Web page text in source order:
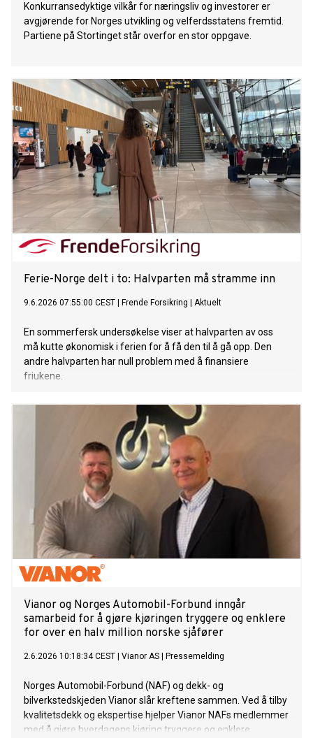
Konkurransedyktige vilkår for næringsliv og investorer er
avgjørende for Norges utvikling og velferdsstatens fremtid.
Partiene på Stortinget står overfor en stor oppgave.
Ferie-Norge delt i to: Halvparten må stramme inn
9.6.2026 07:55:00 CEST Frende Forsikring Aktuelt
En sommerfersk undersøkelse viser at halvparten av oss
må kutte økonomisk i ferien for å få den til å gå opp. Den
andre halvparten har null problem med å finansiere
friukene.
Vianor og Norges Automobil-Forbund inngår
samarbeid for å gjøre kjøringen tryggere og enklere
for over en halv million norske sjåfører
2.6.2026 10:18:34 CEST Vianor AS Pressemelding
Norges Automobil-Forbund (NAF) og dekk- og
bilverkstedskjeden Vianor slår kreftene sammen. Ved å tilby
kvalitetsdekk og ekspertise hjelper Vianor NAFs medlemmer
med å gjøre hverdagens kjøring tryggere og enklere.